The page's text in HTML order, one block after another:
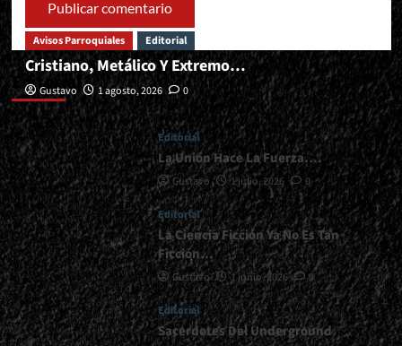
Editorial
Avisos Parroquiales Editorial
Cristiano, Metálico Y Extremo…
Gustavo 1 agosto, 2026 0
Editorial
La Unión Hace La Fuerza….
Gustavo 1 julio, 2026 0
Editorial
La Ciencia Ficción Ya No Es Tan
Ficción…
Gustavo 1 junio, 2026 0
Editorial
Sacerdotes Del Underground